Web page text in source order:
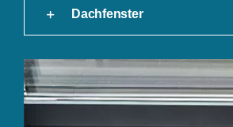
Dachfenster